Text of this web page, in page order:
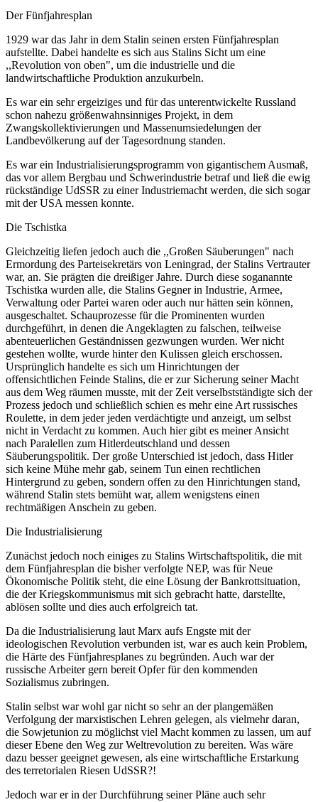
Der Fünfjahresplan
1929 war das Jahr in dem Stalin seinen ersten Fünfjahresplan
aufstellte. Dabei handelte es sich aus Stalins Sicht um eine
,,Revolution von oben", um die industrielle und die
landwirtschaftliche Produktion anzukurbeln.
Es war ein sehr ergeiziges und für das unterentwickelte Russland
schon nahezu größenwahnsinniges Projekt, in dem
Zwangskollektivierungen und Massenumsiedelungen der
Landbevölkerung auf der Tagesordnung standen.
Es war ein Industrialisierungsprogramm von gigantischem Ausmaß,
das vor allem Bergbau und Schwerindustrie betraf und ließ die ewig
rückständige UdSSR zu einer Industriemacht werden, die sich sogar
mit der USA messen konnte.
Die Tschistka
Gleichzeitig liefen jedoch auch die ,,Großen Säuberungen" nach
Ermordung des Parteisekretärs von Leningrad, der Stalins Vertrauter
war, an. Sie prägten die dreißiger Jahre. Durch diese soganannte
Tschistka wurden alle, die Stalins Gegner in Industrie, Armee,
Verwaltung oder Partei waren oder auch nur hätten sein können,
ausgeschaltet. Schauprozesse für die Prominenten wurden
durchgeführt, in denen die Angeklagten zu falschen, teilweise
abenteuerlichen Geständnissen gezwungen wurden. Wer nicht
gestehen wollte, wurde hinter den Kulissen gleich erschossen.
Ursprünglich handelte es sich um Hinrichtungen der
offensichtlichen Feinde Stalins, die er zur Sicherung seiner Macht
aus dem Weg räumen musste, mit der Zeit verselbstständigte sich der
Prozess jedoch und schließlich schien es mehr eine Art russisches
Roulette, in dem jeder jeden verdächtigte und anzeigt, um selbst
nicht in Verdacht zu kommen. Auch hier gibt es meiner Ansicht
nach Paralellen zum Hitlerdeutschland und dessen
Säuberungspolitik. Der große Unterschied ist jedoch, dass Hitler
sich keine Mühe mehr gab, seinem Tun einen rechtlichen
Hintergrund zu geben, sondern offen zu den Hinrichtungen stand,
während Stalin stets bemüht war, allem wenigstens einen
rechtmäßigen Anschein zu geben.
Die Industrialisierung
Zunächst jedoch noch einiges zu Stalins Wirtschaftspolitik, die mit
dem Fünfjahresplan die bisher verfolgte NEP, was für Neue
Ökonomische Politik steht, die eine Lösung der Bankrottsituation,
die der Kriegskommunismus mit sich gebracht hatte, darstellte,
ablösen sollte und dies auch erfolgreich tat.
Da die Industrialisierung laut Marx aufs Engste mit der
ideologischen Revolution verbunden ist, war es auch kein Problem,
die Härte des Fünfjahresplanes zu begründen. Auch war der
russische Arbeiter gern bereit Opfer für den kommenden
Sozialismus zubringen.
Stalin selbst war wohl gar nicht so sehr an der plangemäßen
Verfolgung der marxistischen Lehren gelegen, als vielmehr daran,
die Sowjetunion zu möglichst viel Macht kommen zu lassen, um auf
dieser Ebene den Weg zur Weltrevolution zu bereiten. Was wäre
dazu besser geeignet gewesen, als eine wirtschaftliche Erstarkung
des terretorialen Riesen UdSSR?!
Jedoch war er in der Durchführung seiner Pläne auch sehr